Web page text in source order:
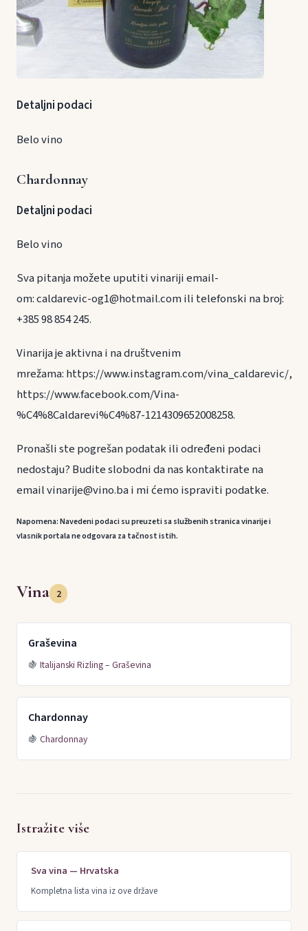
Detaljni podaci
Belo vino
Chardonnay
Detaljni podaci
Belo vino
Sva pitanja možete uputiti vinariji email-
om: caldarevic-og1@hotmail.com ili telefonski na broj:
+385 98 854 245.
Vinarija je aktivna i na društvenim
mrežama: https://www.instagram.com/vina_caldarevic/,
https://www.facebook.com/Vina-
%C4%8Caldarevi%C4%87-1214309652008258.
Pronašli ste pogrešan podatak ili određeni podaci
nedostaju? Budite slobodni da nas kontaktirate na
email vinarije@vino.ba i mi ćemo ispraviti podatke.
Napomena: Navedeni podaci su preuzeti sa službenih stranica vinarije i
vlasnik portala ne odgovara za tačnost istih.
Vina 2
Graševina
🍇 Italijanski Rizling – Graševina
Chardonnay
🍇 Chardonnay
Istražite više
Sva vina — Hrvatska
Kompletna lista vina iz ove države